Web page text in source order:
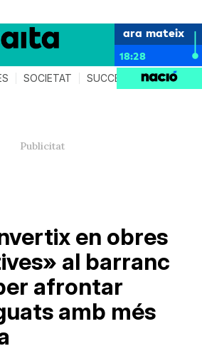
ara mateix
18:28
SOCIETAT SUCCESSOS AGENDA
en obres
al barranc
afrontar
amb més